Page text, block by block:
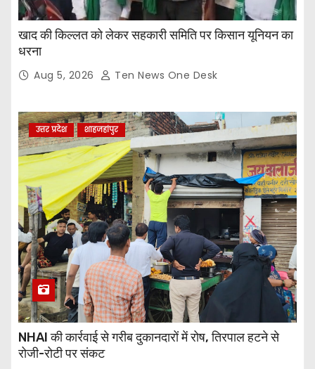
खाद की किल्लत को लेकर सहकारी समिति पर किसान यूनियन का
धरना
Aug 5, 2026 Ten News One Desk
उत्तर प्रदेश शाहजहांपुर
NHAI की कार्रवाई से गरीब दुकानदारों में रोष, तिरपाल हटने से
रोजी-रोटी पर संकट